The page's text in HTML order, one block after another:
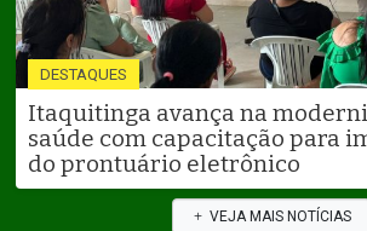
DESTAQUES
Itaquitinga avança na
saúde com capacitação para
do prontuário eletrônico
VEJA MAIS NOTÍCIAS